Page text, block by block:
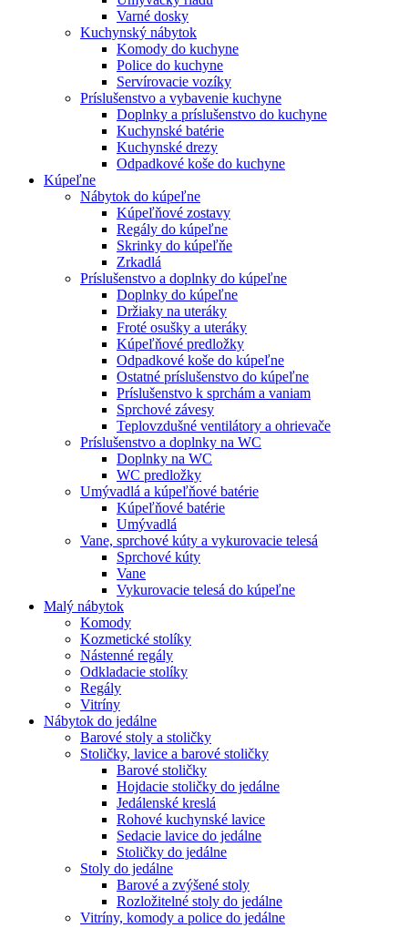
Varné dosky
Kuchynský nábytok
Komody do kuchyne
Police do kuchyne
Servírovacie vozíky
Príslušenstvo a vybavenie kuchyne
Doplnky a príslušenstvo do kuchyne
Kuchynské batérie
Kuchynské drezy
Odpadkové koše do kuchyne
Kúpeľne
Nábytok do kúpeľne
Kúpeľňové zostavy
Regály do kúpeľne
Skrinky do kúpeľňe
Zrkadlá
Príslušenstvo a doplnky do kúpeľne
Doplnky do kúpeľne
Držiaky na uteráky
Froté osušky a uteráky
Kúpeľňové predložky
Odpadkové koše do kúpeľne
Ostatné príslušenstvo do kúpeľne
Príslušenstvo k sprchám a vaniam
Sprchové závesy
Teplovzdušné ventilátory a ohrievače
Príslušenstvo a doplnky na WC
Doplnky na WC
WC predložky
Umývadlá a kúpeľňové batérie
Kúpeľňové batérie
Umývadlá
Vane, sprchové kúty a vykurovacie telesá
Sprchové kúty
Vane
Vykurovacie telesá do kúpeľne
Malý nábytok
Komody
Kozmetické stolíky
Nástenné regály
Odkladacie stolíky
Regály
Vitríny
Nábytok do jedálne
Barové stoly a stoličky
Stoličky, lavice a barové stoličky
Barové stoličky
Hojdacie stoličky do jedálne
Jedálenské kreslá
Rohové kuchynské lavice
Sedacie lavice do jedálne
Stoličky do jedálne
Stoly do jedálne
Barové a zvýšené stoly
Rozložitelné stoly do jedálne
Vitríny, komody a police do jedálne